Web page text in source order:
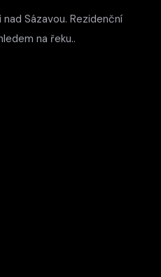
Sázavou. Rezidenční
na řeku..